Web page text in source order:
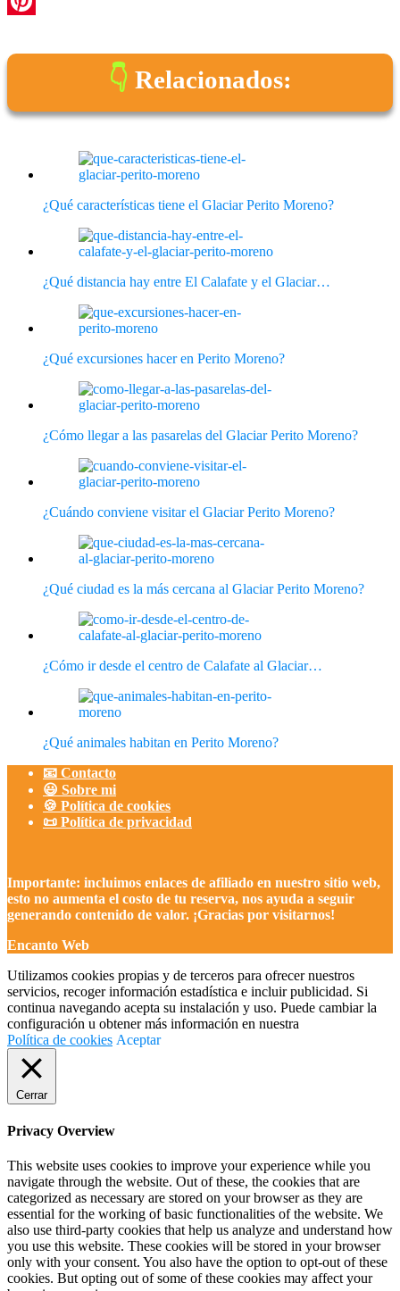
Relacionados:
¿Qué características tiene el Glaciar Perito Moreno?
¿Qué distancia hay entre El Calafate y el Glaciar…
¿Qué excursiones hacer en Perito Moreno?
¿Cómo llegar a las pasarelas del Glaciar Perito Moreno?
¿Cuándo conviene visitar el Glaciar Perito Moreno?
¿Qué ciudad es la más cercana al Glaciar Perito Moreno?
¿Cómo ir desde el centro de Calafate al Glaciar…
¿Qué animales habitan en Perito Moreno?
📧 Contacto
😃 Sobre mi
🍪 Política de cookies
📜 Política de privacidad
Importante: incluimos enlaces de afiliado en nuestro sitio web,
esto no aumenta el costo de tu reserva, nos ayuda a seguir
generando contenido de valor. ¡Gracias por visitarnos!
Encanto Web
Utilizamos cookies propias y de terceros para ofrecer nuestros
servicios, recoger información estadística e incluir publicidad. Si
continua navegando acepta su instalación y uso. Puede cambiar la
configuración u obtener más información en nuestra
Política de cookies Aceptar
Cerrar
Privacy Overview
This website uses cookies to improve your experience while you
navigate through the website. Out of these, the cookies that are
categorized as necessary are stored on your browser as they are
essential for the working of basic functionalities of the website. We
also use third-party cookies that help us analyze and understand how
you use this website. These cookies will be stored in your browser
only with your consent. You also have the option to opt-out of these
cookies. But opting out of some of these cookies may affect your